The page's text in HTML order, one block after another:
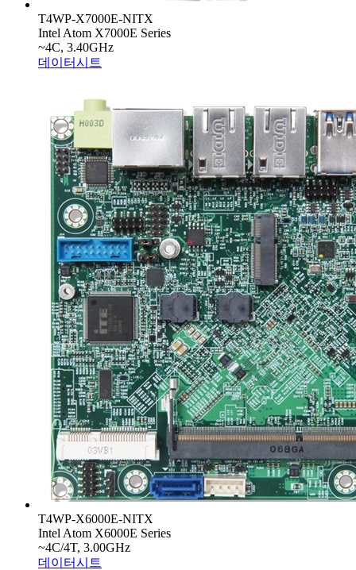
T4WP-X7000E-NITX
Intel Atom X7000E Series
~4C, 3.40GHz
데이터시트
T4WP-X6000E-NITX
Intel Atom X6000E Series
~4C/4T, 3.00GHz
데이터시트